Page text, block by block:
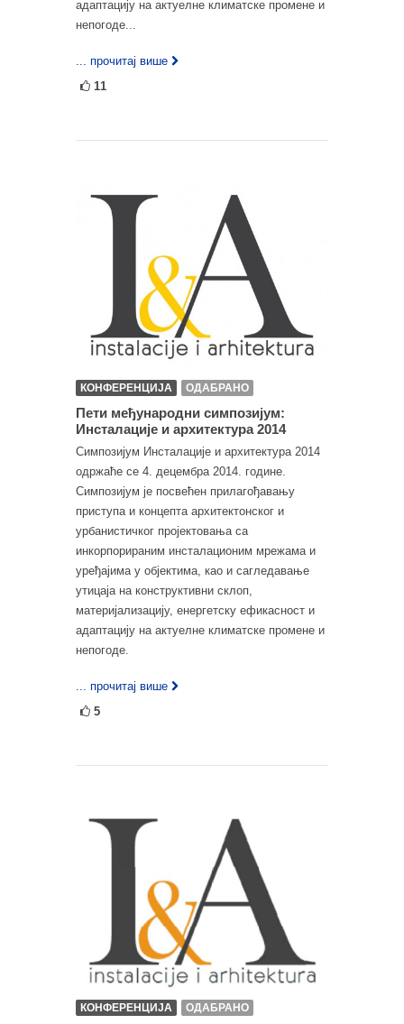
адаптацију на актуелне климатске промене и
непогоде...
... прочитај више
11
КОНФЕРЕНЦИЈА ОДАБРАНО
Пети међународни симпозијум:
Инсталације и архитектура 2014
Симпозијум Инсталације и архитектура 2014
одржаће се 4. децембра 2014. године.
Симпозијум је посвећен прилагођавању
приступа и концепта архитектонског и
урбанистичког пројектовања са
инкорпорираним инсталационим мрежама и
уређајима у објектима, као и сагледавање
утицаја на конструктивни склоп,
материјализацију, енергетску ефикасност и
адаптацију на актуелне климатске промене и
непогоде.
... прочитај више
5
КОНФЕРЕНЦИЈА ОДАБРАНО